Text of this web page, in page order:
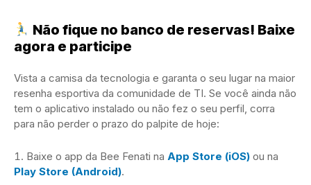
Não fique no banco de reservas! Baixe
agora e participe
Vista a camisa da tecnologia e garanta o seu lugar na maior
resenha esportiva da comunidade de TI. Se você ainda não
tem o aplicativo instalado ou não fez o seu perfil, corra
para não perder o prazo do palpite de hoje:
Baixe o app da Bee Fenati na App Store (iOS) ou na
Play Store (Android).